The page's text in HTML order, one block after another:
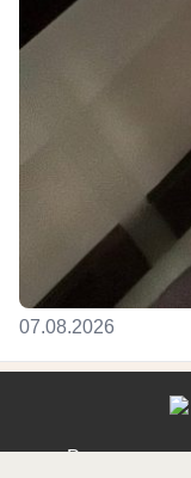
07.08.2026
Реклама на